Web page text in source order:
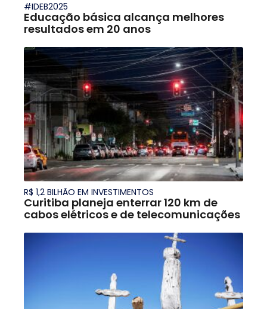
#IDEB2025
Educação básica alcança melhores
resultados em 20 anos
R$ 1,2 BILHÃO EM INVESTIMENTOS
Curitiba planeja enterrar 120 km de
cabos elétricos e de telecomunicações